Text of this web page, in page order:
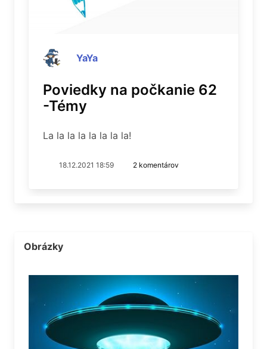
YaYa
Poviedky na počkanie 62
-Témy
La la la la la la la la!
18.12.2021 18:59 2 komentárov
Obrázky